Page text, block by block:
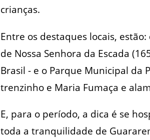
crianças.
Entre os destaques locais,
de Nossa Senhora da Escada
Brasil - e o Parque Municipal da
trenzinho e Maria Fumaça e
E, para o período, a dica é se
toda a tranquilidade de